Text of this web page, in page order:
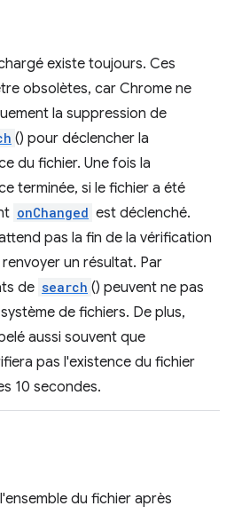
existe toujours. Ces
obsolètes, car Chrome ne
la suppression de
() pour déclencher la
du fichier. Une fois la
terminée, si le fichier a été
onChanged est déclenché.
pas la fin de la vérification
un résultat. Par
de search () peuvent ne pas
de fichiers. De plus,
aussi souvent que
pas l'existence du fichier
10 secondes.
du fichier après